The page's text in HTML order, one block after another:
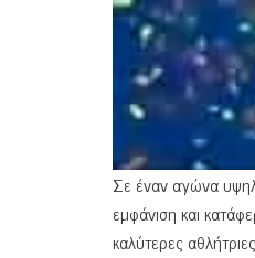
Σε έναν αγώνα
εμφάνιση και
καλύτερες